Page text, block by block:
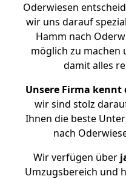
Oderwiesen
wir uns darauf
Hamm nach
möglich zu machen
damit alles
Unsere Firma kennt
wir sind stolz
Ihnen die beste
nach
Wir verfügen über
Umzugsbereich und